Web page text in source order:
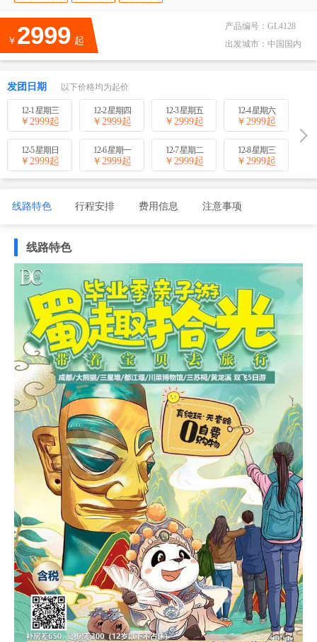
产品编号： GL4128
出发城市： 中国国内
￥ 2999 起
发团日期 以下价格均为起价
12-1 星期三
￥ 2999起
12-2 星期四
￥ 2999起
12-3 星期五
￥ 2999起
12-4 星期六
￥ 2999起
12-5 星期日
￥ 2999起
12-6 星期一
￥ 2999起
12-7 星期二
￥ 2999起
12-8 星期三
￥ 2999起
线路特色 行程安排 费用信息 注意事项
线路特色